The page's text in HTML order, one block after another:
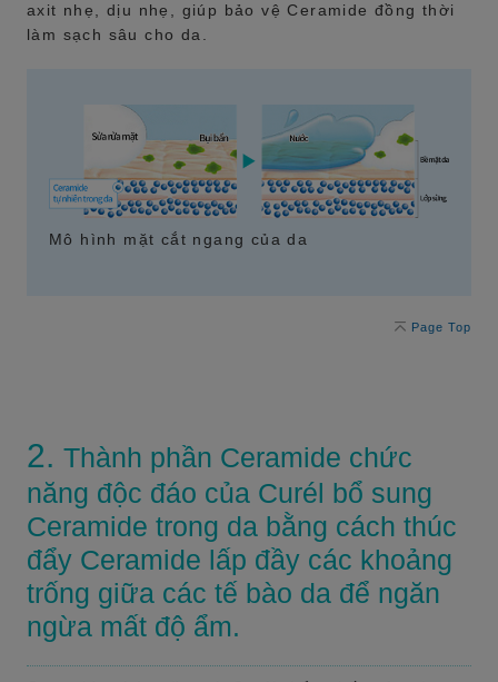
axit nhẹ, dịu nhẹ, giúp bảo vệ Ceramide đồng thời
làm sạch sâu cho da.
Mô hình mặt cắt ngang của da
Page Top
2. Thành phần Ceramide chức
năng độc đáo của Curél bổ sung
Ceramide trong da bằng cách thúc
đẩy Ceramide lấp đầy các khoảng
trống giữa các tế bào da để ngăn
ngừa mất độ ẩm.